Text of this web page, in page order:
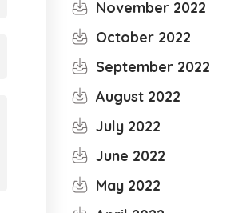
November 2022
October 2022
September 2022
August 2022
July 2022
June 2022
May 2022